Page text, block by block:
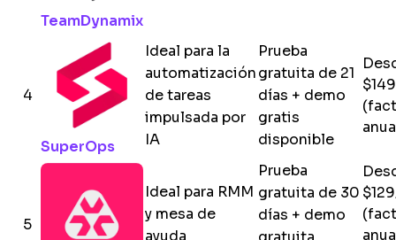
TeamDynamix
4
SuperOps
Ideal para la
automatización
de tareas
impulsada por
IA
Prueba
gratuita de 21
días + demo
gratis
disponible
5
Ideal para RMM
y mesa de
ayuda
Prueba
gratuita de 30
días + demo
gratuita